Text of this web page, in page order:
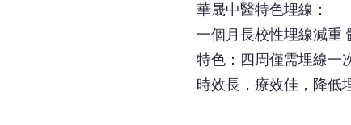
華晟中醫特色埋線：
一個月長校性埋線減重
特色：四周僅需埋線一
時效長，療效佳，降低